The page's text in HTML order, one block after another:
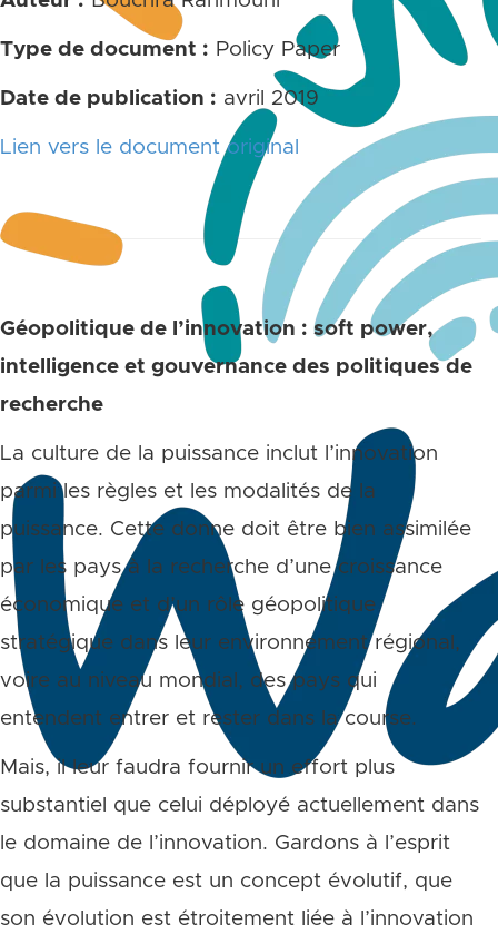
Type de document : Policy Paper
Date de publication : avril 2019
Lien vers le document original
Géopolitique de l’innovation : soft power,
intelligence et gouvernance des politiques de
recherche
La culture de la puissance inclut l’innovation
parmi les règles et les modalités de la
puissance. Cette donne doit être bien assimilée
par les pays à la recherche d’une croissance
économique et d’un rôle géopolitique
stratégique dans leur environnement régional,
voire au niveau mondial, des pays qui
entendent entrer et rester dans la course.
Mais, il leur faudra fournir un effort plus
substantiel que celui déployé actuellement dans
le domaine de l’innovation. Gardons à l’esprit
que la puissance est un concept évolutif, que
son évolution est étroitement liée à l’innovation